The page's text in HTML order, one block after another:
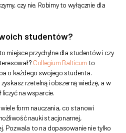
czy nie. Robimy to wyłącznie dla
studentów?
miejsce przychylne dla studentów i czy
Collegium Balticum to
o każdego swojego studenta.
rzetelną i obszerną wiedzę, a w
liczyć na wsparcie.
form nauczania, co stanowi
nauki stacjonarnej,
Pozwala to na dopasowanie nie tylko